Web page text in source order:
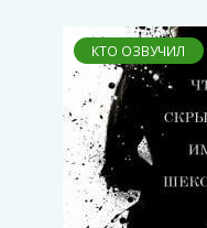
КТО ОЗВУЧИЛ